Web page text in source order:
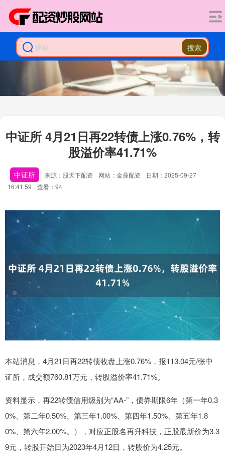
搜索
中证所 4月21日再22转债上涨0.76%，转
股溢价率41.71%
中证所 来源：股天下配资 网站：金鼎配资
日期：2025-09-27
16:41:59
查看：94
本站消息，4月21日再22转债收盘上涨0.76%，报113.04元/张中
证所，成交额760.81万元，转股溢价率41.71%。
资料显示，再22转债信用级别为“AA-”，债券期限6年（第一年0.3
0%、第二年0.50%、第三年1.00%、第四年1.50%、第五年1.8
0%、第六年2.00%。），对应正股名再升科技，正股最新价为3.3
9元，转股开始日为2023年4月12日，转股价为4.25元。